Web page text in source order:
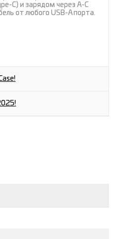
C) и зарядом через A-C
от любого USB-A порта.